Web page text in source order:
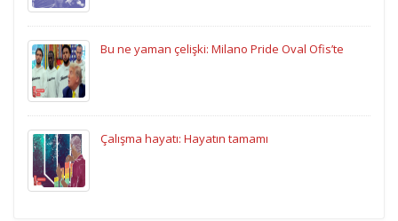
Bu ne yaman çelişki: Milano Pride Oval Ofis’te
Çalışma hayatı: Hayatın tamamı